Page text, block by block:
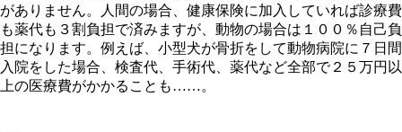
がありません。人間の場合、健康保険に加入していれば診療費
も薬代も３割負担で済みますが、動物の場合は１００％自己負
担になります。例えば、小型犬が骨折をして動物病院に７日間
入院をした場合、検査代、手術代、薬代など全部で２５万円以
上の医療費がかかることも……。